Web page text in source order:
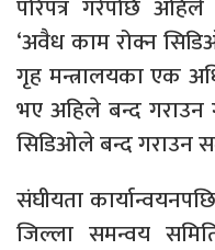
परिपत्र गरेपछि
‘अवैध काम रोक्न
गृह मन्त्रालयका एक
भए अहिले बन्द गराउन
सिडिओले बन्द गराउन
संघीयता
जिल्ला समन्वय